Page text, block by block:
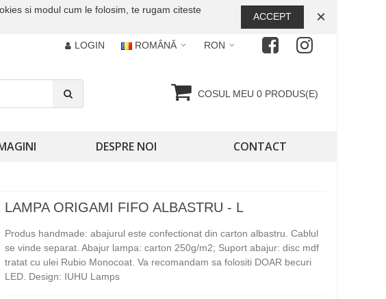
si modul cum le folosim, te rugam citeste
ACCEPT ×
LOGIN ROMÂNĂ RON
COSUL MEU 0 PRODUS(E)
DESPRE NOI CONTACT
LAMPA ORIGAMI FIFO ALBASTRU - L
Produs handmade: abajurul este confectionat din carton albastru. Cablul
se vinde separat. Abajur lampa: carton 250g/m2; Suport abajur: disc mdf
tratat cu ulei Rubio Monocoat. Va recomandam sa folositi DOAR becuri
LED. Design: IUHU Lamps